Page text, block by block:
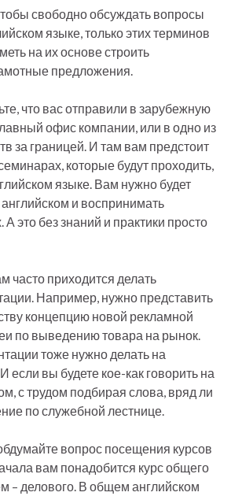
свободно обсуждать вопросы
языке, только этих терминов
на их основе строить
предложения.
что вас отправили в зарубежную
офис компании, или в одно из
за границей. И там вам предстоит
которые будут проходить,
языке. Вам нужно будет
и воспринимать
А это без знаний и практики просто
часто приходится делать
Например, нужно представить
концепцию новой рекламной
по выведению товара на рынок.
тоже нужно делать на
если вы будете кое-как говорить на
с трудом подбирая слова, вряд ли
по служебной лестнице.
вопрос посещения курсов
вам понадобится курс общего
– делового. В общем английском